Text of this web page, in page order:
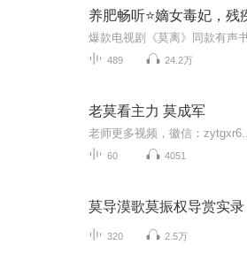
489 24.2万
老莫看主力 莫成军
老师更多视频，徽信：zytgxr6...
60 4051
莫导漠歌莫振权导赏实录
320 2.5万